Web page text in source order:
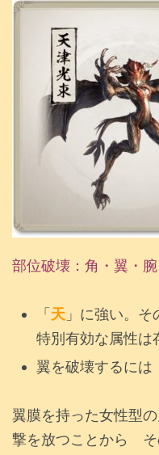
部位破壊：角・翼・腕
「天 」に強い。
特別有効な属性は
翼を破壊するには
翼膜を持った女性型
撃を放つことから そ